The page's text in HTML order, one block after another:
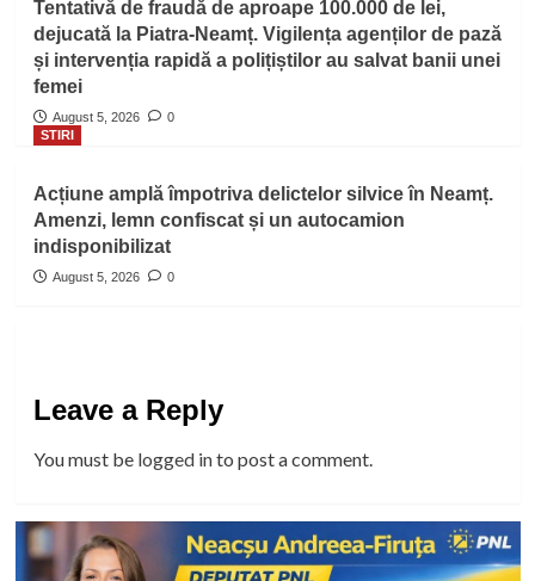
Tentativă de fraudă de aproape 100.000 de lei,
dejucată la Piatra-Neamț. Vigilența agenților de pază
și intervenția rapidă a polițiștilor au salvat banii unei
femei
August 5, 2026
0
STIRI
Acțiune amplă împotriva delictelor silvice în Neamț.
Amenzi, lemn confiscat și un autocamion
indisponibilizat
August 5, 2026 0
Leave a Reply
You must be logged into post a comment.